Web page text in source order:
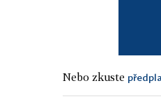
Nebo zkuste